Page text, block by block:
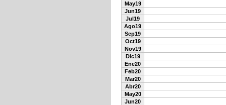
May19
Jun19
Jul19
Ago19
Sep19
Oct19
Nov19
Dic19
Ene20
Feb20
Mar20
Abr20
May20
Jun20